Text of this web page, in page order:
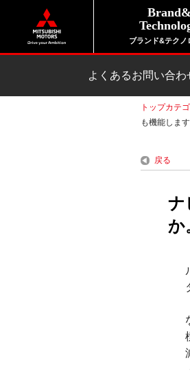
Brand&
ブランド&テクノ
よくあるお問い合わ
トップカテ
も機能しま
戻る
ナ
か